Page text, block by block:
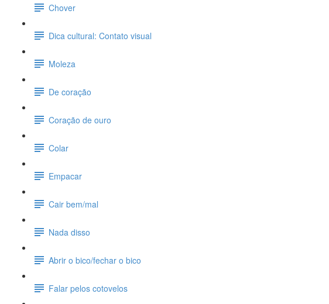
Chover
Dica cultural: Contato visual
Moleza
De coração
Coração de ouro
Colar
Empacar
Cair bem/mal
Nada disso
Abrir o bico/fechar o bico
Falar pelos cotovelos